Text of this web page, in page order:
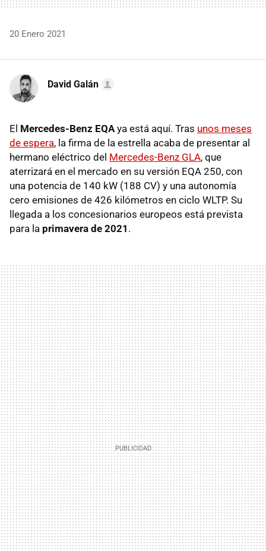
20 Enero 2021
David Galán
El Mercedes-Benz EQA ya está aquí. Tras unos meses
de espera, la firma de la estrella acaba de presentar al
hermano eléctrico del Mercedes-Benz GLA, que
aterrizará en el mercado en su versión EQA 250, con
una potencia de 140 kW (188 CV) y una autonomía
cero emisiones de 426 kilómetros en ciclo WLTP. Su
llegada a los concesionarios europeos está prevista
para la primavera de 2021 .